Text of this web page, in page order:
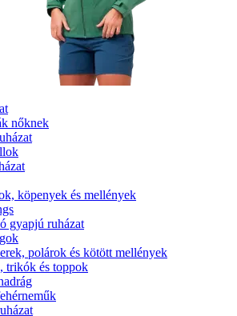
nőknek
köpenyek és mellények
gyapjú ruházat
polárok és kötött mellények
trikók és toppok